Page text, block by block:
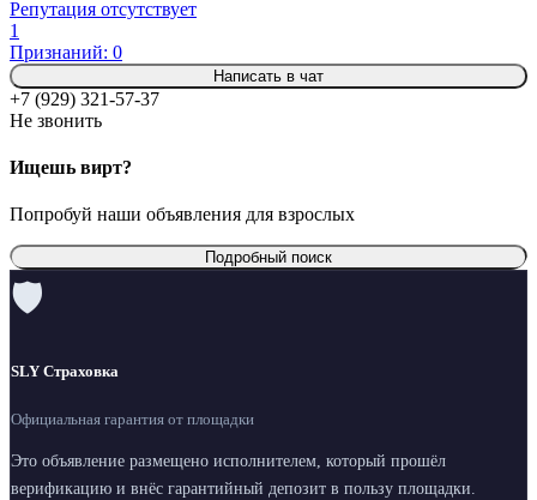
Репутация отсутствует
1
Признаний: 0
Написать в чат
+7 (929) 321-57-37
Не звонить
Ищешь вирт?
Попробуй наши объявления для взрослых
Подробный поиск
🛡
SLY Страховка
Официальная гарантия от площадки
Это объявление размещено исполнителем, который прошёл
верификацию и внёс гарантийный депозит в пользу площадки.